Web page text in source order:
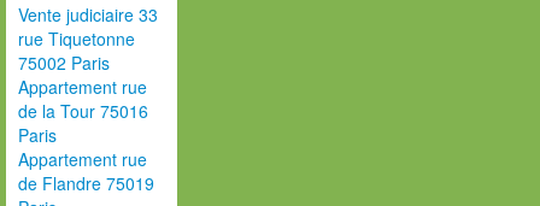
Vente judiciaire 33
rue Tiquetonne
75002 Paris
Appartement rue
de la Tour 75016
Paris
Appartement rue
de Flandre 75019